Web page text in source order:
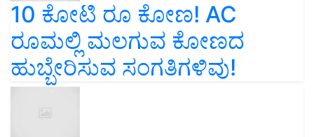
10 ಕೋಟಿ ರೂ ಕೋಣ! AC
ರೂಮಲ್ಲಿ ಮಲಗುವ ಕೋಣದ
ಹುಬ್ಬೇರಿಸುವ ಸಂಗತಿಗಳಿವು!